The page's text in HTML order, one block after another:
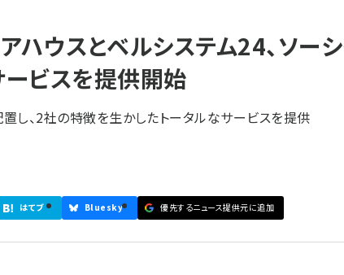
ハウスとベルシステム24、ソー
ービスを提供開始
し、2社の特徴を生かしたトータルなサービスを提供
はてブ Bluesky 優先するニュース提供元に追加